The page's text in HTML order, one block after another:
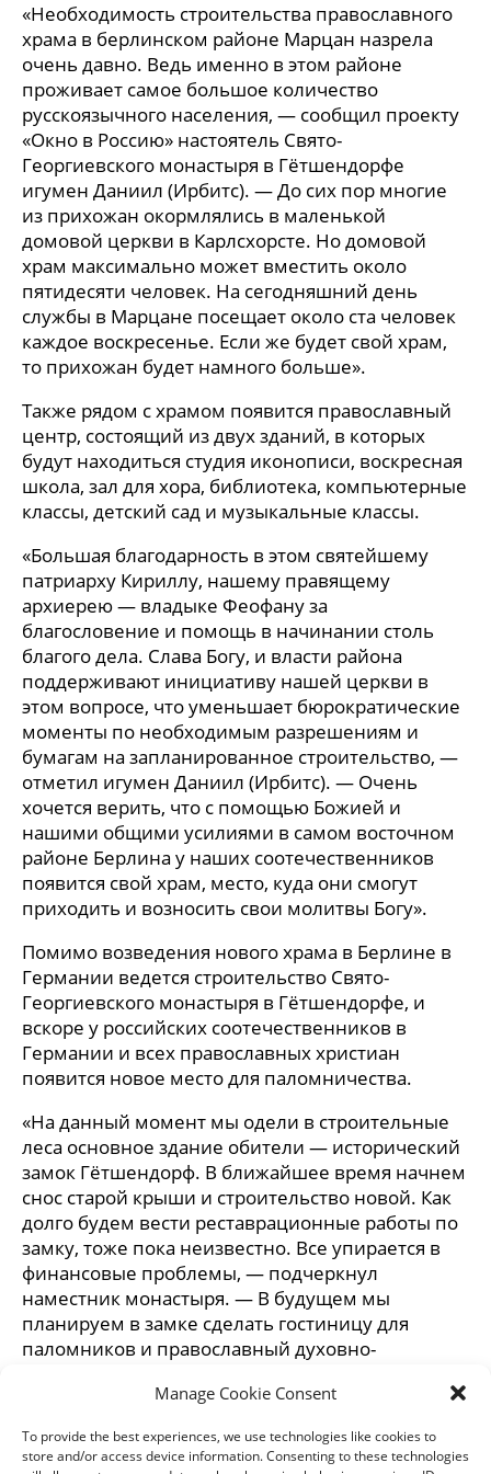
Manage Cookie Consent
To provide the best experiences, we use technologies like cookies to
store and/or access device information. Consenting to these technologies
«Необходимость строительства православного
храма в берлинском районе Марцан назрела
очень давно. Ведь именно в этом районе
проживает самое большое количество
русскоязычного населения, — сообщил проекту
«Окно в Россию» настоятель Свято-
Георгиевского монастыря в Гётшендорфе
игумен Даниил (Ирбитс). — До сих пор многие
из прихожан окормлялись в маленькой
домовой церкви в Карлсхорсте. Но домовой
храм максимально может вместить около
пятидесяти человек. На сегодняшний день
службы в Марцане посещает около ста человек
каждое воскресенье. Если же будет свой храм,
то прихожан будет намного больше».
Также рядом с храмом появится православный
центр, состоящий из двух зданий, в которых
будут находиться студия иконописи, воскресная
школа, зал для хора, библиотека, компьютерные
классы, детский сад и музыкальные классы.
«Большая благодарность в этом святейшему
патриарху Кириллу, нашему правящему
архиерею — владыке Феофану за
благословение и помощь в начинании столь
благого дела. Слава Богу, и власти района
поддерживают инициативу нашей церкви в
этом вопросе, что уменьшает бюрократические
моменты по необходимым разрешениям и
бумагам на запланированное строительство, —
отметил игумен Даниил (Ирбитс). — Очень
хочется верить, что с помощью Божией и
нашими общими усилиями в самом восточном
районе Берлина у наших соотечественников
появится свой храм, место, куда они смогут
приходить и возносить свои молитвы Богу».
Помимо возведения нового храма в Берлине в
Германии ведется строительство Свято-
Георгиевского монастыря в Гётшендорфе, и
вскоре у российских соотечественников в
Германии и всех православных христиан
появится новое место для паломничества.
«На данный момент мы одели в строительные
леса основное здание обители — исторический
замок Гётшендорф. В ближайшее время начнем
снос старой крыши и строительство новой. Как
долго будем вести реставрационные работы по
замку, тоже пока неизвестно. Все упирается в
финансовые проблемы, — подчеркнул
наместник монастыря. — В будущем мы
планируем в замке сделать гостиницу для
паломников и православный духовно-
соотечественников, так и для всех желающих».
Вячеслав Ткачев, сайт «Радио Голос России»